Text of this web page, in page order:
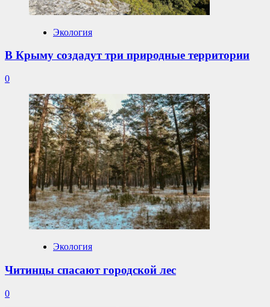
Экология
В Крыму создадут три природные территории
0
Экология
Читинцы спасают городской лес
0